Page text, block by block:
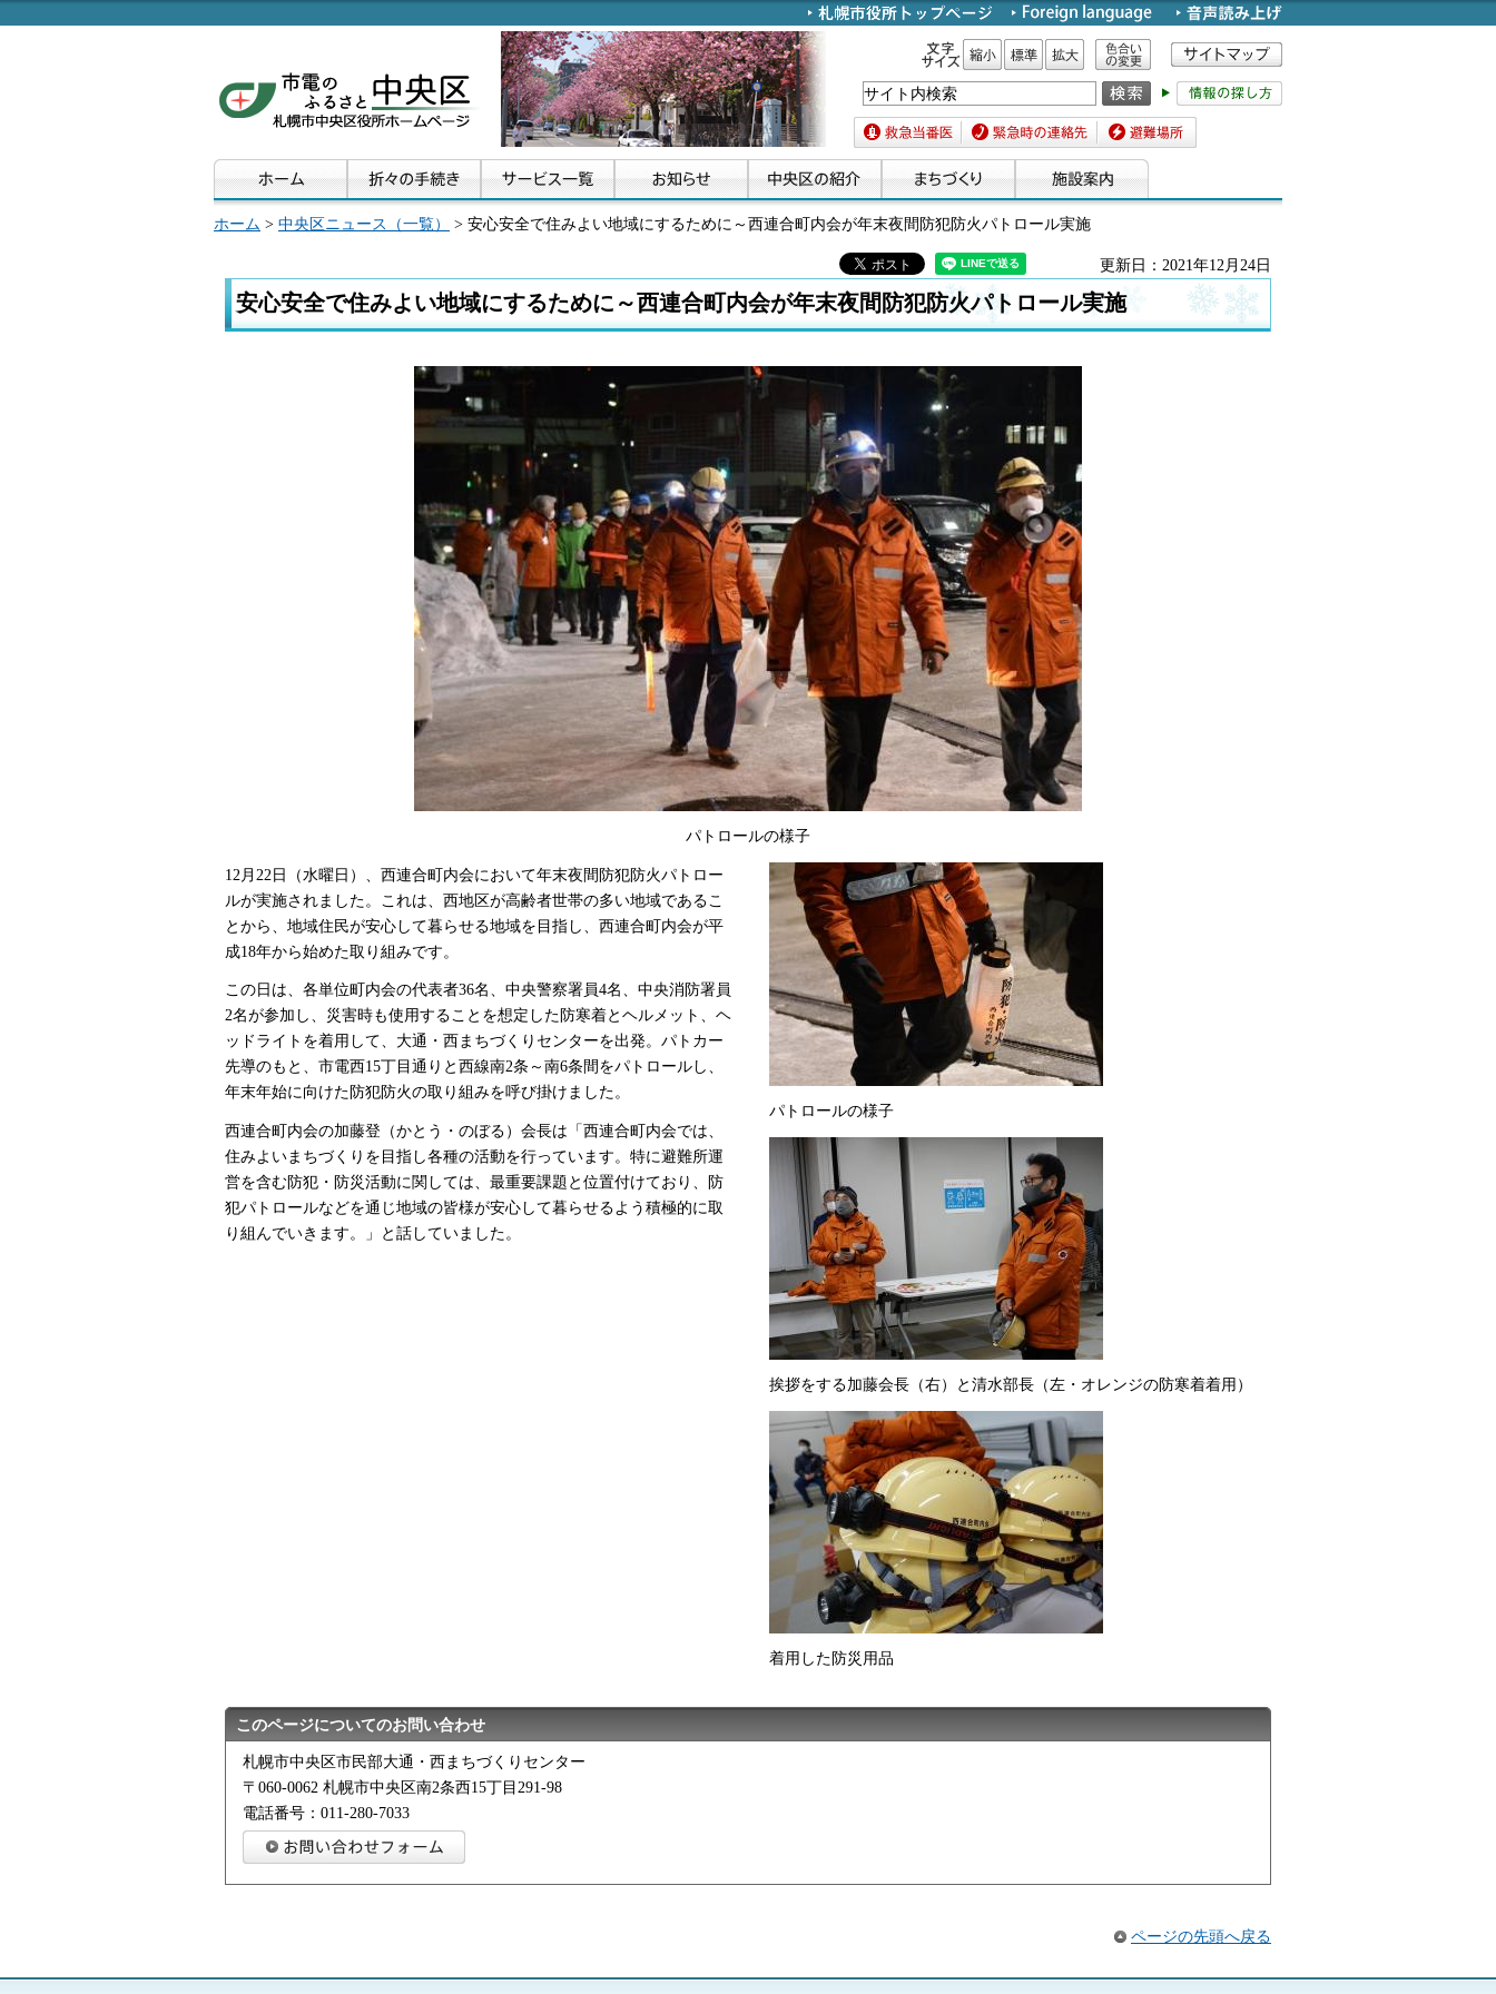
文字サイズ 縮小 標準 拡大
色合いの変更
救急当番医 緊急時の連絡先 避難場所
ホーム > 中央区ニュース（一覧） > 安心安全で住みよい地域にするために～西連合町内会が年末夜間防犯防火パトロール実施
更新日：2021年12月24日
安心安全で住みよい地域にするために～西連合町内会が年末夜間防犯防火パトロール実施
パトロールの様子
12月22日（水曜日）、西連合町内会において年末夜間防犯防火パトロー
ルが実施されました。これは、西地区が高齢者世帯の多い地域であるこ
とから、地域住民が安心して暮らせる地域を目指し、西連合町内会が平
成18年から始めた取り組みです。
この日は、各単位町内会の代表者36名、中央警察署員4名、中央消防署員
2名が参加し、災害時も使用することを想定した防寒着とヘルメット、ヘ
ッドライトを着用して、大通・西まちづくりセンターを出発。パトカー
先導のもと、市電西15丁目通りと西線南2条～南6条間をパトロールし、
年末年始に向けた防犯防火の取り組みを呼び掛けました。
西連合町内会の加藤登（かとう・のぼる）会長は「西連合町内会では、
住みよいまちづくりを目指し各種の活動を行っています。特に避難所運
営を含む防犯・防災活動に関しては、最重要課題と位置付けており、防
犯パトロールなどを通じ地域の皆様が安心して暮らせるよう積極的に取
り組んでいきます。」と話していました。
パトロールの様子
挨拶をする加藤会長（右）と清水部長（左・オレンジの防寒着着用）
着用した防災用品
このページについてのお問い合わせ
札幌市中央区市民部大通・西まちづくりセンター
〒060-0062 札幌市中央区南2条西15丁目291-98
電話番号：011-280-7033
ページの先頭へ戻る